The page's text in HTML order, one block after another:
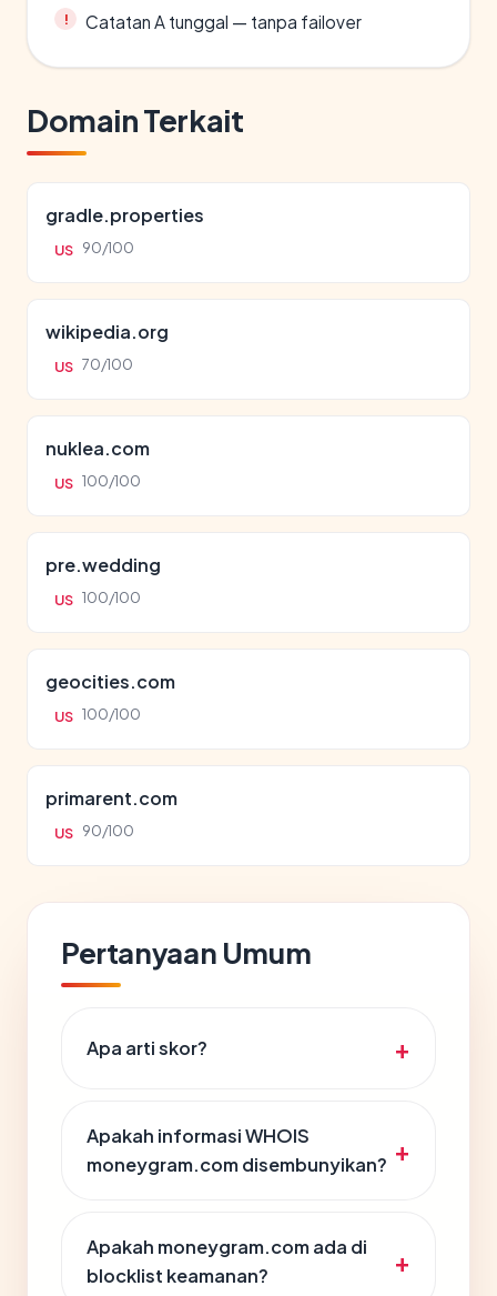
Catatan A tunggal — tanpa failover
Domain Terkait
gradle.properties
US 90/100
wikipedia.org
US 70/100
nuklea.com
US 100/100
pre.wedding
US 100/100
geocities.com
US 100/100
primarent.com
US 90/100
Pertanyaan Umum
Apa arti skor?
Apakah informasi WHOIS
moneygram.com disembunyikan?
Apakah moneygram.com ada di
blocklist keamanan?